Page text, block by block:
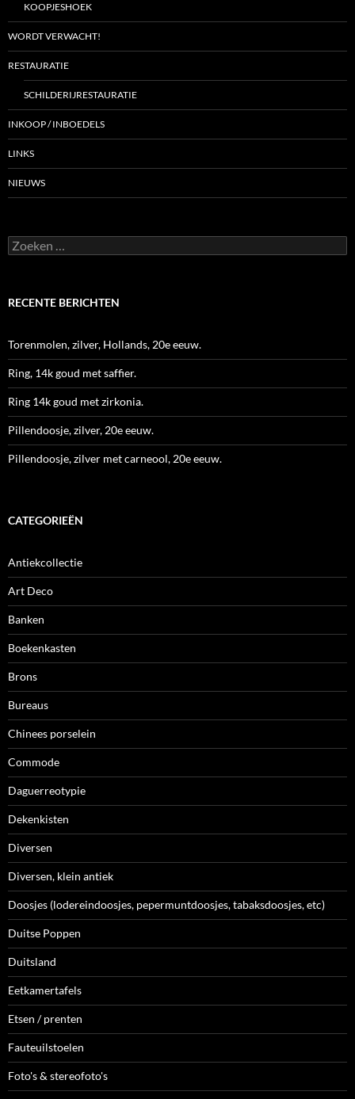
KOOPJESHOEK
WORDT VERWACHT!
RESTAURATIE
SCHILDERIJRESTAURATIE
INKOOP / INBOEDELS
LINKS
NIEUWS
Zoeken
naar:
RECENTE BERICHTEN
Torenmolen, zilver, Hollands, 20e eeuw.
Ring, 14k goud met saffier.
Ring 14k goud met zirkonia.
Pillendoosje, zilver, 20e eeuw.
Pillendoosje, zilver met carneool, 20e eeuw.
CATEGORIEËN
Antiekcollectie
Art Deco
Banken
Boekenkasten
Brons
Bureaus
Chinees porselein
Commode
Daguerreotypie
Dekenkisten
Diversen
Diversen, klein antiek
Doosjes (lodereindoosjes, pepermuntdoosjes, tabaksdoosjes, etc)
Duitse Poppen
Duitsland
Eetkamertafels
Etsen / prenten
Fauteuilstoelen
Foto's & stereofoto's